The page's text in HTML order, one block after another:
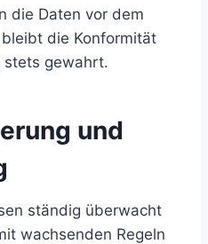
die Daten vor dem
die Konformität
stets gewahrt.
und
ständig überwacht
wachsenden Regeln